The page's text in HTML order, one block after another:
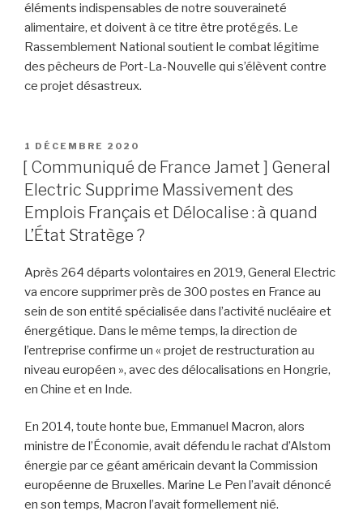
éléments indispensables de notre souveraineté
alimentaire, et doivent à ce titre être protégés. Le
Rassemblement National soutient le combat légitime
des pêcheurs de Port-La-Nouvelle qui s’élèvent contre
ce projet désastreux.
PUBLIÉ
LE
1 DÉCEMBRE 2020
[ Communiqué de France Jamet ] General
Electric Supprime Massivement des
Emplois Français et Délocalise : à quand
L’État Stratège ?
Après 264 départs volontaires en 2019, General Electric
va encore supprimer près de 300 postes en France au
sein de son entité spécialisée dans l’activité nucléaire et
énergétique. Dans le même temps, la direction de
l’entreprise confirme un « projet de restructuration au
niveau européen », avec des délocalisations en Hongrie,
en Chine et en Inde.
En 2014, toute honte bue, Emmanuel Macron, alors
ministre de l’Économie, avait défendu le rachat d’Alstom
énergie par ce géant américain devant la Commission
européenne de Bruxelles. Marine Le Pen l’avait dénoncé
en son temps, Macron l’avait formellement nié.